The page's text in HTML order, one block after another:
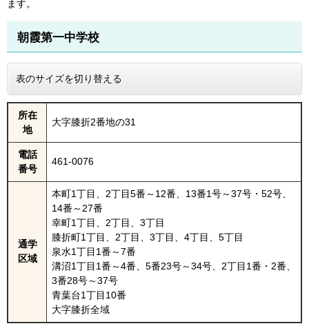
ます。
朝霞第一中学校
表のサイズを切り替える
所在
地
大字膝折2番地の31
電話
番号
461-0076
通学
区域
本町1丁目、2丁目5番～12番、13番1号～37号・52号、
14番～27番
幸町1丁目、2丁目、3丁目
膝折町1丁目、2丁目、3丁目、4丁目、5丁目
泉水1丁目1番～7番
溝沼1丁目1番～4番、5番23号～34号、2丁目1番・2番、
3番28号～37号
青葉台1丁目10番
大字膝折全域